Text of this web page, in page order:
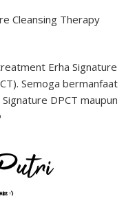
Erha Signature
Semoga bermanfaat
DPCT maupun